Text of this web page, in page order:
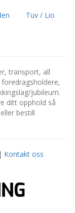
Tuv / Lio
transport, all
jubileum.
ditt opphold så
bestill
| Kontakt oss